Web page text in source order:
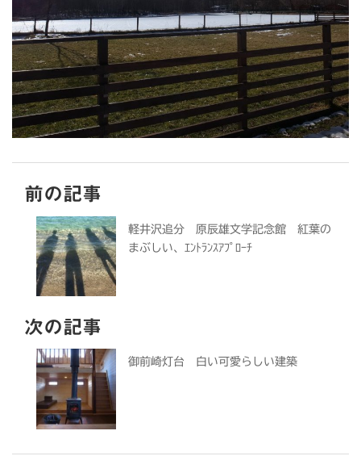
前の記事
軽井沢追分 原辰雄文学記念館 紅葉の
まぶしい、ｴﾝﾄﾗﾝｽｱﾌﾟﾛｰﾁ
次の記事
御前崎灯台 白い可愛らしい建築